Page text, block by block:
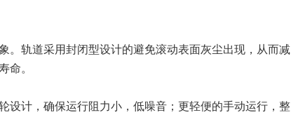
。轨道采用封闭型设计的避免滚动表面灰尘出现，从而减
命。
设计，确保运行阻力小，低噪音；更轻便的手动运行，整